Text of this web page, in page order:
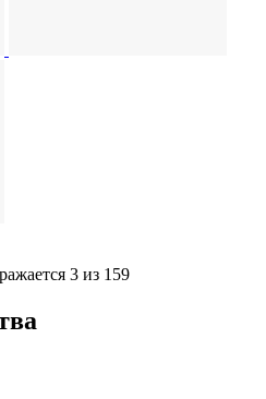
3 из 159